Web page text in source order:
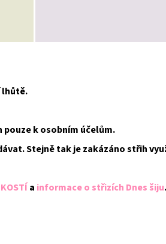
lhůtě.
pouze k osobním účelům.
Stejně tak je zakázáno střih
a informace o střizích Dnes šiju.